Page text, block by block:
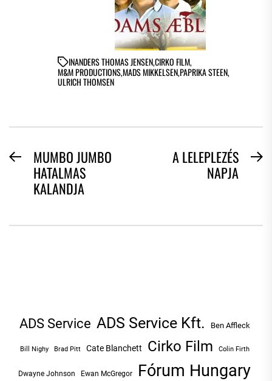
INANDERS THOMAS JENSEN,CIRKO FILM,
M&M PRODUCTIONS,MADS MIKKELSEN,PAPRIKA STEEN,
ULRICH THOMSEN
BEJEGYZÉS
NAVIGÁCIÓ
PreviousMUMBO JUMBO
HATALMAS
KALANDJA
A LELEPLEZÉS
NAPJA
ADS Service ADS Service Kft. Ben Affleck
Bill Nighy Brad Pitt Cate Blanchett Cirko Film Colin Firth
Dwayne Johnson Ewan McGregor Fórum Hungary